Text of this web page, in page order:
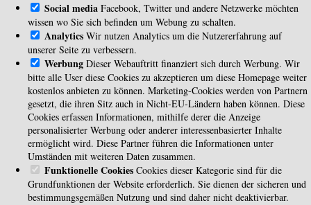
Social media Facebook, Twitter und andere Netzwerke möchten
wissen wo Sie sich befinden um Webung zu schalten.
Analytics Wir nutzen Analytics um die Nutzererfahrung auf
unserer Seite zu verbessern.
Werbung Dieser Webauftritt finanziert sich durch Werbung. Wir
bitte alle User diese Cookies zu akzeptieren um diese Homepage weiter
kostenlos anbieten zu können. Marketing-Cookies werden von Partnern
gesetzt, die ihren Sitz auch in Nicht-EU-Ländern haben können. Diese
Cookies erfassen Informationen, mithilfe derer die Anzeige
personalisierter Werbung oder anderer interessenbasierter Inhalte
ermöglicht wird. Diese Partner führen die Informationen unter
Umständen mit weiteren Daten zusammen.
Funktionelle Cookies Cookies dieser Kategorie sind für die
Grundfunktionen der Website erforderlich. Sie dienen der sicheren und
bestimmungsgemäßen Nutzung und sind daher nicht deaktivierbar.